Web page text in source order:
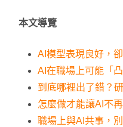
本文導覽
AI模型表現良好，
AI在職場上可能「
到底哪裡出了錯？
怎麼做才能讓AI不
職場上與AI共事，